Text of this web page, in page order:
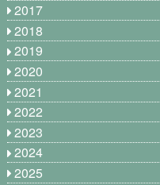
2017
2018
2019
2020
2021
2022
2023
2024
2025